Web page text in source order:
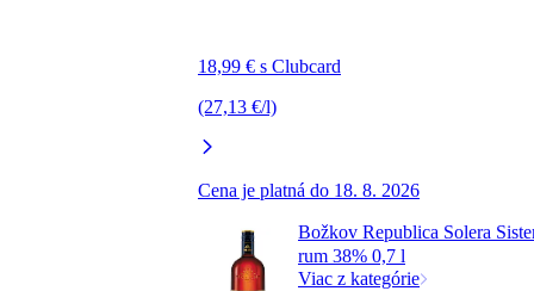
18,99 € s Clubcard
(27,13 €/l)
Cena je platná do 18. 8. 2026
Božkov Republica Solera
rum 38% 0,7 l
Viac z kategórie